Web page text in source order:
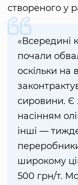
створеного у
«Всередині
почали
оскільки на
сировини. Є
насінням
інші —
широкому
500 грн/т.